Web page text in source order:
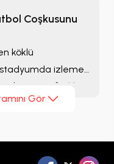
Coşkusunu
köklü
stadyumda izlemek
boyunca farklı
Juventus'un
da yoğun ilgisini
Gör